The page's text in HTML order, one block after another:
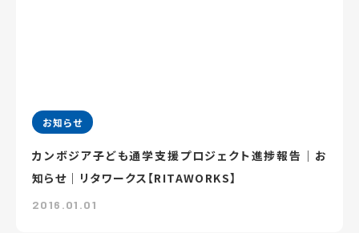
お知らせ
カンボジア子ども通学支援プロジェクト進捗報告｜お
知らせ｜リタワークス【RITAWORKS】
2016.01.01